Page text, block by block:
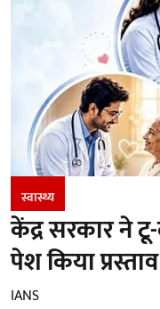
स्वास्थ्य
केंद्र सरकार ने
पेश किया प्रस्ताव
IANS